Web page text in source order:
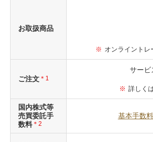
お取扱商品
オンライント
ご注文 ＊1
サービ
詳しくは
国内株式等
売買委託手
数料 ＊2
基本手数